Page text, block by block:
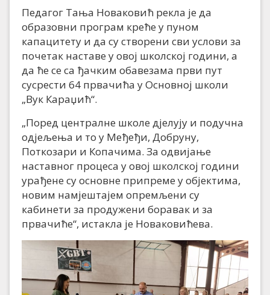
Педагог Тања Новаковић рекла је да
образовни програм креће у пуном
капацитету и да су створени сви услови за
почетак наставе у овој школској години, а
да ће се са ђачким обавезама први пут
сусрести 64 првачића у Основној школи
„Вук Караџић“.
„Поред централне школе дјелују и подучна
одјељења и то у Међеђи, Добруну,
Поткозари и Копачима. За одвијање
наставног процеса у овој школској години
урађене су основне припреме у објектима,
новим намјештајем опремљени су
кабинети за продужени боравак и за
првачиће“, истакла је Новаковићева.